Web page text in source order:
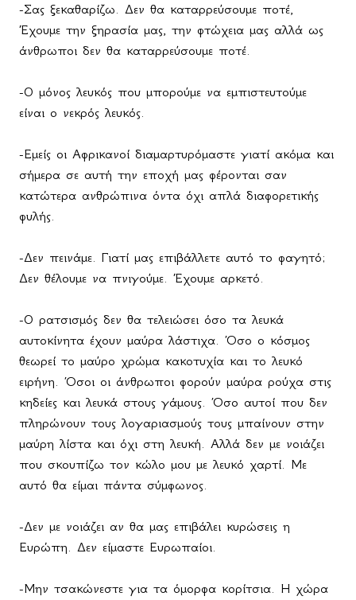
-Σας ξεκαθαρίζω. Δεν θα καταρρεύσουμε ποτέ,
Έχουμε την ξηρασία μας, την φτώχεια μας αλλά ως
άνθρωποι δεν θα καταρρεύσουμε ποτέ.
-Ο μόνος λευκός που μπορούμε να εμπιστευτούμε
είναι ο νεκρός λευκός.
-Εμείς οι Αφρικανοί διαμαρτυρόμαστε γιατί ακόμα και
σήμερα σε αυτή την εποχή μας φέρονται σαν
κατώτερα ανθρώπινα όντα όχι απλά διαφορετικής
φυλής.
-Δεν πεινάμε. Γιατί μας επιβάλλετε αυτό το φαγητό;
Δεν θέλουμε να πνιγούμε. Έχουμε αρκετό.
-Ο ρατσισμός δεν θα τελειώσει όσο τα λευκά
αυτοκίνητα έχουν μαύρα λάστιχα. Όσο ο κόσμος
θεωρεί το μαύρο χρώμα κακοτυχία και το λευκό
ειρήνη. Όσοι οι άνθρωποι φορούν μαύρα ρούχα στις
κηδείες και λευκά στους γάμους. Όσο αυτοί που δεν
πληρώνουν τους λογαριασμούς τους μπαίνουν στην
μαύρη λίστα και όχι στη λευκή. Αλλά δεν με νοιάζει
που σκουπίζω τον κώλο μου με λευκό χαρτί. Με
αυτό θα είμαι πάντα σύμφωνος.
-Δεν με νοιάζει αν θα μας επιβάλει κυρώσεις η
Ευρώπη. Δεν είμαστε Ευρωπαίοι.
-Μην τσακώνεστε για τα όμορφα κορίτσια. Η χώρα